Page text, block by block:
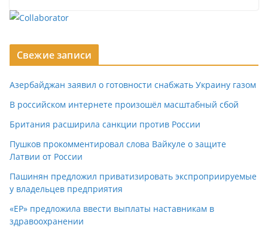
Свежие записи
Азербайджан заявил о готовности снабжать Украину газом
В российском интернете произошёл масштабный сбой
Британия расширила санкции против России
Пушков прокомментировал слова Вайкуле о защите
Латвии от России
Пашинян предложил приватизировать экспроприируемые
у владельцев предприятия
«ЕР» предложила ввести выплаты наставникам в
здравоохранении